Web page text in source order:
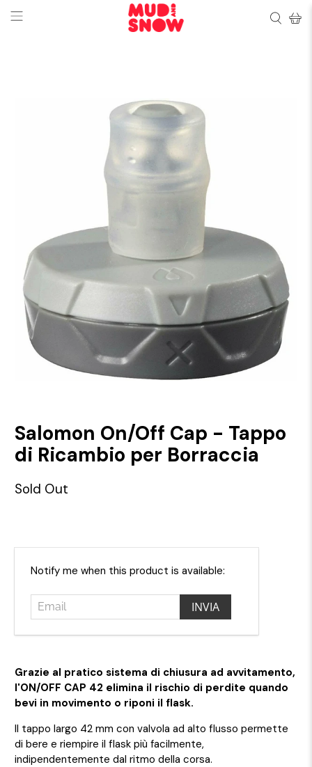
Salomon On/Off Cap - Tappo
di Ricambio per Borraccia
Sold Out
Email
Notify me when this product is available:
Grazie al pratico sistema di chiusura ad avvitamento,
l'ON/OFF CAP 42 elimina il rischio di perdite quando
bevi in movimento o riponi il flask.
Il tappo largo 42 mm con valvola ad alto flusso permette
di bere e riempire il flask più facilmente,
indipendentemente dal ritmo della corsa.